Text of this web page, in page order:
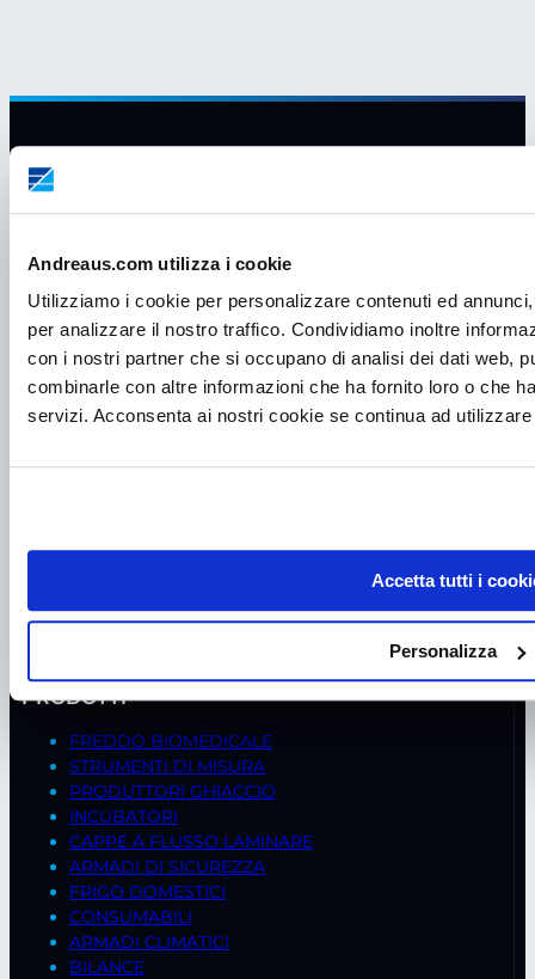
Andreaus.com utilizza i cookie
Utilizziamo i cookie per personalizzare contenuti ed
per analizzare il nostro traffico. Condividiamo inoltre
con i nostri partner che si occupano di analisi dei dati web,
combinarle con altre informazioni che ha fornito loro o che
servizi. Acconsenta ai nostri cookie se continua ad
Accetta tutti i
Personalizza
P.I. IT00998560288
35020 – Ponte S. Nicolò (PD)
frigomeccanica@andreaus.com
PRODOTTI
FREDDO BIOMEDICALE
STRUMENTI DI MISURA
PRODUTTORI GHIACCIO
INCUBATORI
CAPPE A FLUSSO LAMINARE
ARMADI DI SICUREZZA
FRIGO DOMESTICI
CONSUMABILI
ARMADI CLIMATICI
BILANCE